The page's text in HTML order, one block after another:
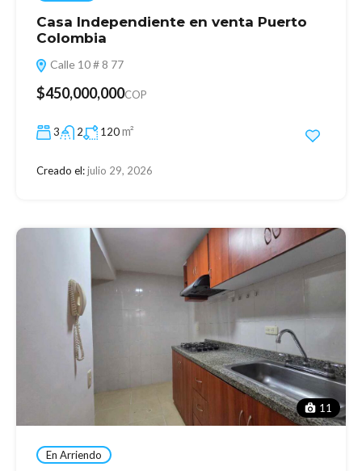
Casa Independiente en venta Puerto
Colombia
Calle 10 # 8 77
$450,000,000COP
3 2 120m²
Creado el:julio 29, 2026
11
En Arriendo